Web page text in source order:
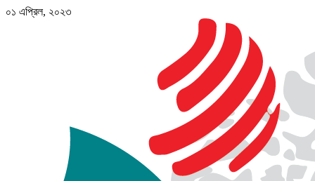
০১ এপ্রিল, ২০২৩